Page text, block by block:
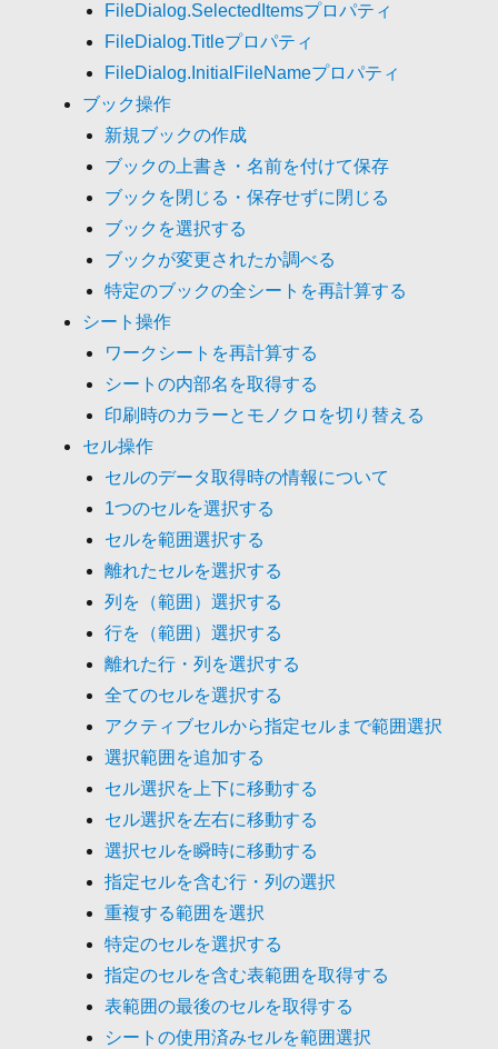
FileDialog.SelectedItemsプロパティ
FileDialog.Titleプロパティ
FileDialog.InitialFileNameプロパティ
ブック操作
新規ブックの作成
ブックの上書き・名前を付けて保存
ブックを閉じる・保存せずに閉じる
ブックを選択する
ブックが変更されたか調べる
特定のブックの全シートを再計算する
シート操作
ワークシートを再計算する
シートの内部名を取得する
印刷時のカラーとモノクロを切り替える
セル操作
セルのデータ取得時の情報について
1つのセルを選択する
セルを範囲選択する
離れたセルを選択する
列を（範囲）選択する
行を（範囲）選択する
離れた行・列を選択する
全てのセルを選択する
アクティブセルから指定セルまで範囲選択
選択範囲を追加する
セル選択を上下に移動する
セル選択を左右に移動する
選択セルを瞬時に移動する
指定セルを含む行・列の選択
重複する範囲を選択
特定のセルを選択する
指定のセルを含む表範囲を取得する
表範囲の最後のセルを取得する
シートの使用済みセルを範囲選択